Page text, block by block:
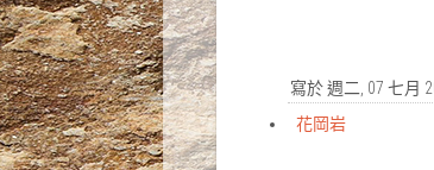
寫於 週二, 07 七月
花岡岩